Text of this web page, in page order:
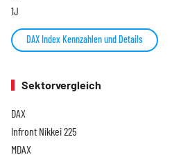
1J
DAX Index Kennzahlen und Details
Sektorvergleich
DAX
Infront Nikkei 225
MDAX